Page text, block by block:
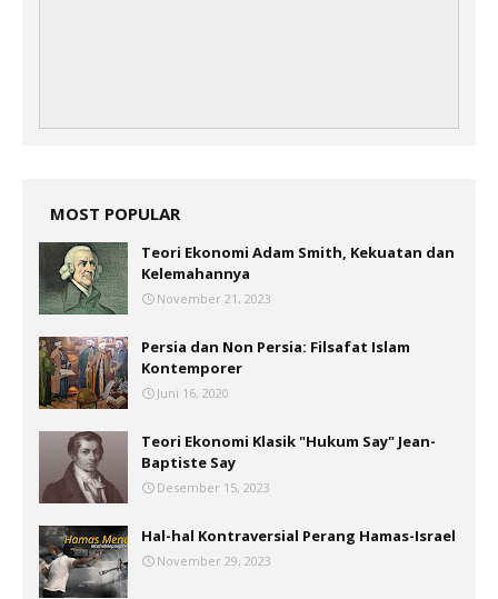
MOST POPULAR
Teori Ekonomi Adam Smith, Kekuatan dan
Kelemahannya
November 21, 2023
Persia dan Non Persia: Filsafat Islam
Kontemporer
Juni 16, 2020
Teori Ekonomi Klasik "Hukum Say" Jean-
Baptiste Say
Desember 15, 2023
Hal-hal Kontraversial Perang Hamas-Israel
November 29, 2023